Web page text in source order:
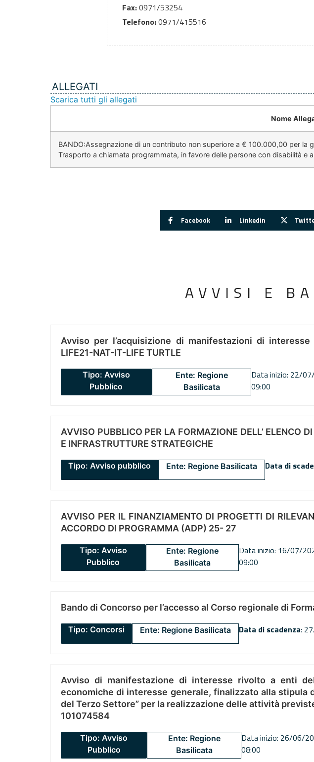
Fax:0971/53254
Telefono:0971/415516
ALLEGATI
Scarica tutti gli allegati
Nome
BANDO:Assegnazione di un contributo non superiore a € 100.000,00 per la
Trasporto a chiamata programmata, in favore delle persone con disabilità e
Facebook Linkedin
AVVISI E
Avviso per l’acquisizione di manifestazioni di
LIFE21-NAT-IT-LIFE TURTLE
Tipo: Avviso
Pubblico
Ente: Regione
Basilicata
Data inizio: 22/
09:00
AVVISO PUBBLICO PER LA FORMAZIONE DELL’ ELENCO
E INFRASTRUTTURE STRATEGICHE
Tipo: Avviso pubblico Ente: Regione Basilicata Data di
AVVISO PER IL FINANZIAMENTO DI PROGETTI DI
ACCORDO DI PROGRAMMA (ADP) 25- 27
Tipo: Avviso
Pubblico
Ente: Regione
Basilicata
Data inizio: 16/07/
09:00
Bando di Concorso per l’accesso al Corso regionale di
Tipo: Concorsi Ente: Regione Basilicata Data di scadenza:
Avviso di manifestazione di interesse rivolto a enti
economiche di interesse generale, finalizzato alla stipula
del Terzo Settore” per la realizzazione delle attività
101074584
Tipo: Avviso
Pubblico
Ente: Regione
Basilicata
Data inizio: 26/06/
08:00